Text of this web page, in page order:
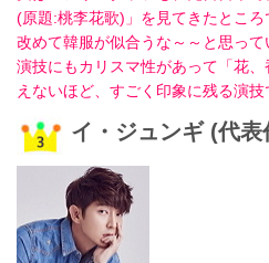
(原題:桃李花歌)」を見てきたところ
改めて韓服が似合うな～～と思っ
演技にもカリスマ性があって 「花
えないほど、すごく印象に残る演
イ・ジュンギ (代